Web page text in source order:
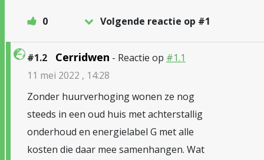
0 Volgende reactie op #1
#1.2 Cerridwen - Reactie op #1.1
11 mei 2022 , 14:28
Zonder huurverhoging wonen ze nog
steeds in een oud huis met achterstallig
onderhoud en energielabel G met alle
kosten die daar mee samenhangen. Wat